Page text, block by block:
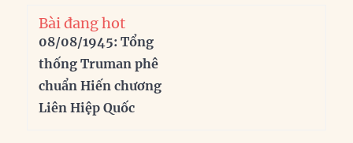
Bài đang hot
08/08/1945: Tổng
thống Truman phê
chuẩn Hiến chương
Liên Hiệp Quốc